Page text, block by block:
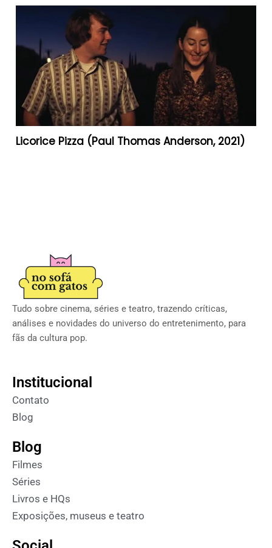
Licorice Pizza (Paul Thomas Anderson, 2021)
Tudo sobre cinema, séries e teatro, trazendo críticas,
análises e novidades do universo do entretenimento, para
fãs da cultura pop.
Institucional
Contato
Blog
Blog
Filmes
Séries
Livros e HQs
Exposições, museus e teatro